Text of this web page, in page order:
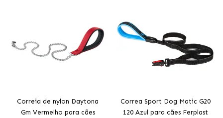
Correia de nylon Daytona
Gm Vermelho para cães
Correa Sport Dog Matic G20
120 Azul para cães Ferplast